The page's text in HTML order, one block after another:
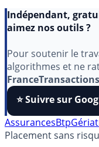
Indépendant,
Pour soutenir le
algorithmes et ne
FranceTransactions
⭐️ Suivre sur
AssurancesBtp